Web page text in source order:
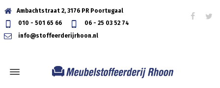
Ambachtstraat 2, 3176 PR Poortugaal
010 - 501 65 66
06 - 25 03 52 74
info@stoffeerderijrhoon.nl